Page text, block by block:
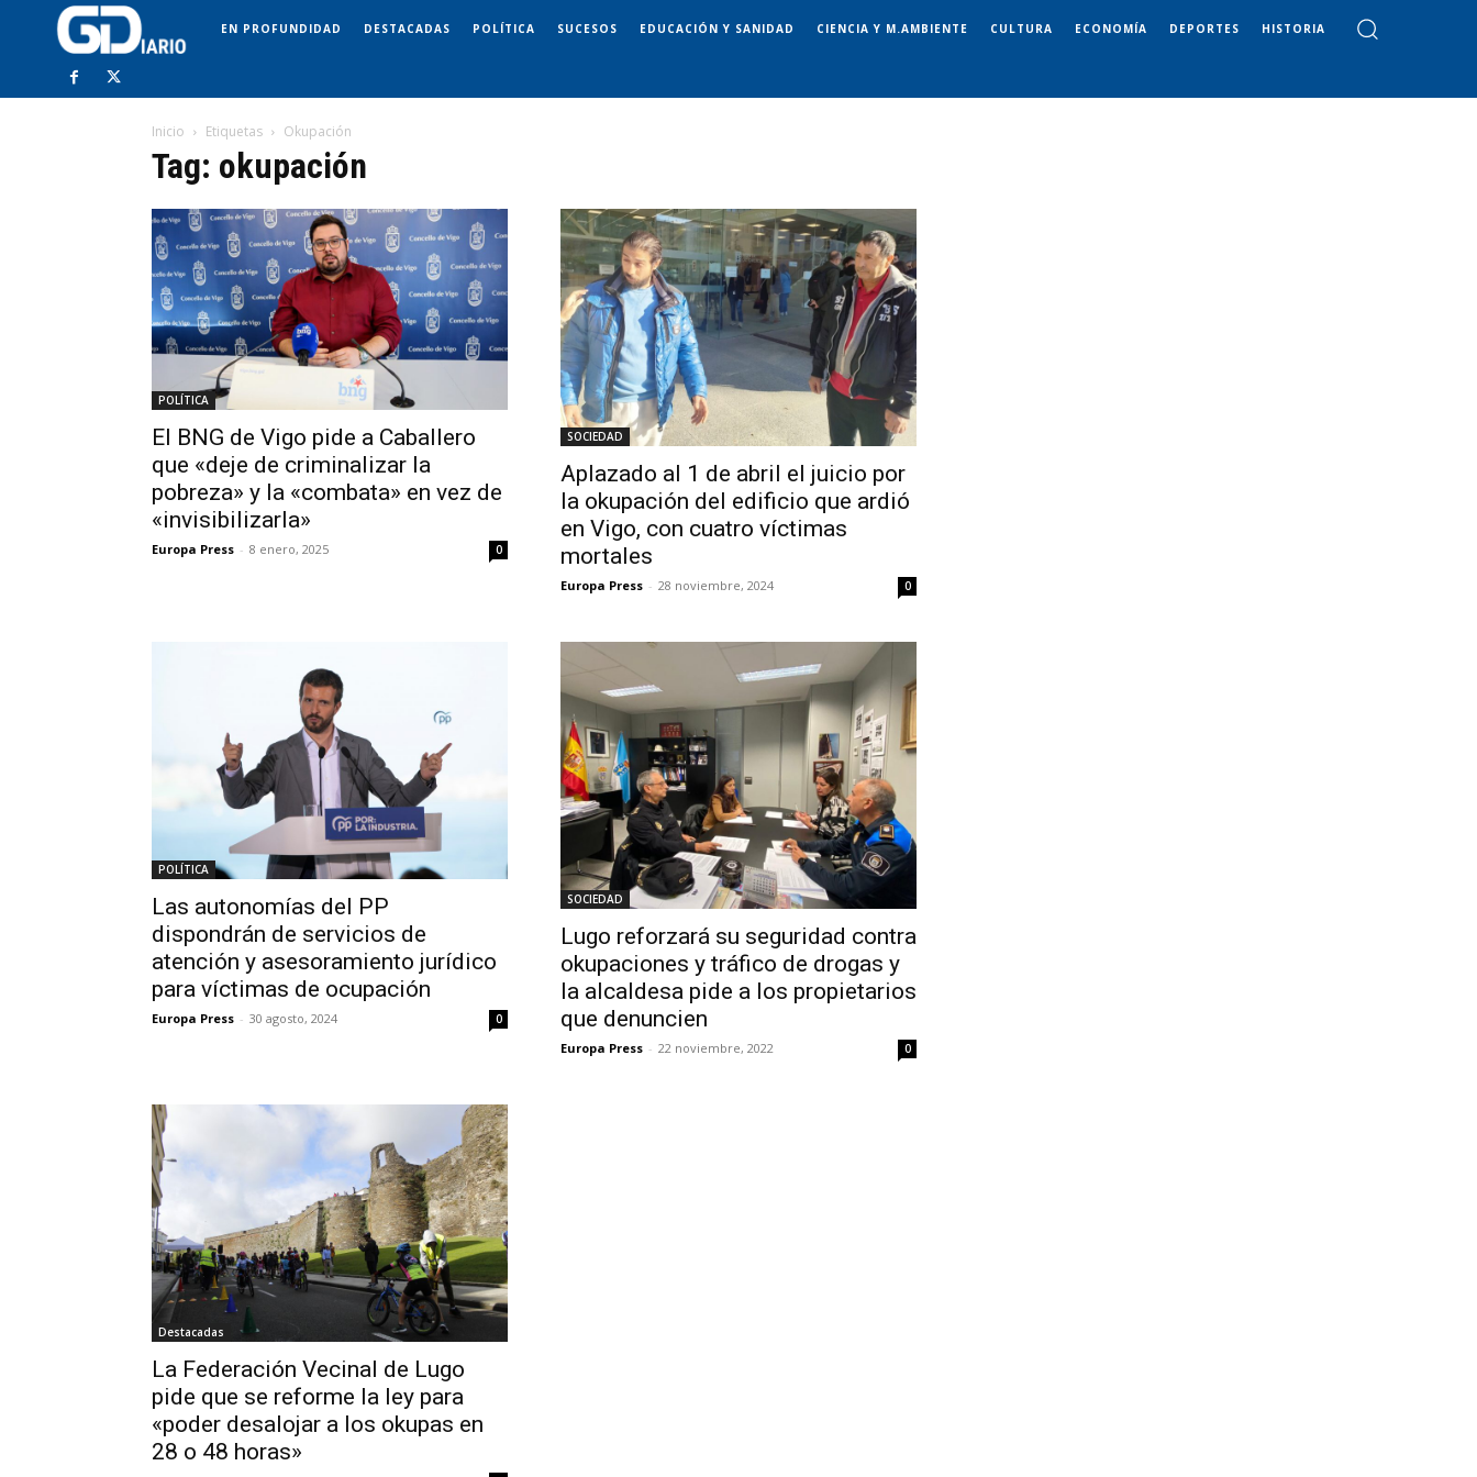
EN PROFUNDIDAD DESTACADAS POLÍTICA SUCESOS EDUCACIÓN Y SANIDAD CIENCIA Y M.AMBIENTE CULTURA ECONOMÍA DEPORTES HISTORIA
Inicio Etiquetas Okupación
Tag: okupación
POLÍTICA
El BNG de Vigo pide a Caballero
que «deje de criminalizar la
pobreza» y la «combata» en vez de
«invisibilizarla»
Europa Press - 8 enero, 2025 0
SOCIEDAD
Aplazado al 1 de abril el juicio por
la okupación del edificio que ardió
en Vigo, con cuatro víctimas
mortales
Europa Press - 28 noviembre, 2024 0
POLÍTICA
Las autonomías del PP
dispondrán de servicios de
atención y asesoramiento jurídico
para víctimas de ocupación
Europa Press - 30 agosto, 2024 0
SOCIEDAD
Lugo reforzará su seguridad contra
okupaciones y tráfico de drogas y
la alcaldesa pide a los propietarios
que denuncien
Europa Press - 22 noviembre, 2022 0
Destacadas
La Federación Vecinal de Lugo
pide que se reforme la ley para
«poder desalojar a los okupas en
28 o 48 horas»